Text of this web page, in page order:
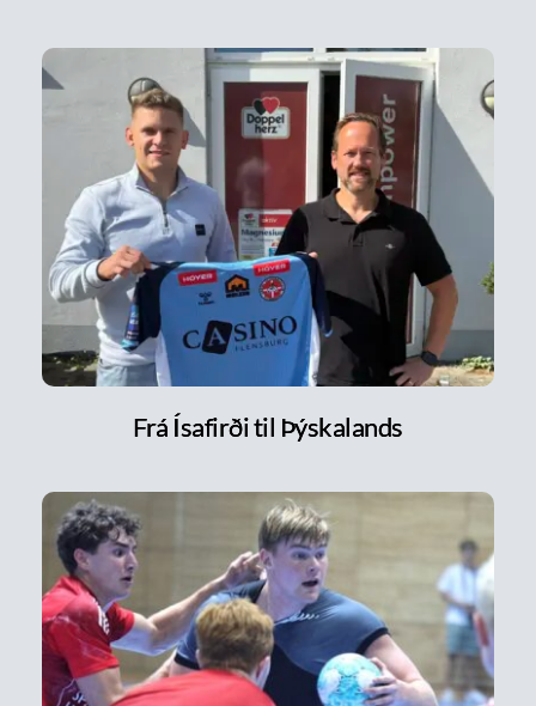
Frá Ísafirði til Þýskalands